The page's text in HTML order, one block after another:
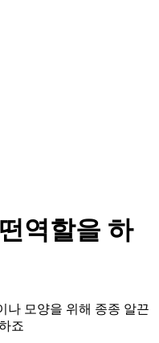
역할을 하
나 모양을 위해 종종 알끈
죠